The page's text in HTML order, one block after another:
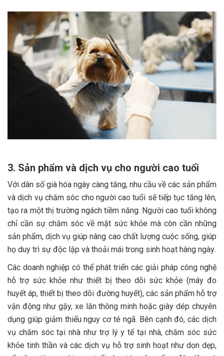
3. Sản phẩm và dịch vụ cho người cao tuổi
Với dân số già hóa ngày càng tăng, nhu cầu về các sản phẩm
và dịch vụ chăm sóc cho người cao tuổi sẽ tiếp tục tăng lên,
tạo ra một thị trường ngách tiềm năng. Người cao tuổi không
chỉ cần sự chăm sóc về mặt sức khỏe mà còn cần những
sản phẩm, dịch vụ giúp nâng cao chất lượng cuộc sống, giúp
họ duy trì sự độc lập và thoải mái trong sinh hoạt hàng ngày.
Các doanh nghiệp có thể phát triển các giải pháp công nghệ
hỗ trợ sức khỏe như thiết bị theo dõi sức khỏe (máy đo
huyết áp, thiết bị theo dõi đường huyết), các sản phẩm hỗ trợ
vận động như gậy, xe lăn thông minh hoặc giày dép chuyên
dụng giúp giảm thiểu nguy cơ té ngã. Bên cạnh đó, các dịch
vụ chăm sóc tại nhà như trợ lý y tế tại nhà, chăm sóc sức
khỏe tinh thần và các dịch vụ hỗ trợ sinh hoạt như dọn dẹp,